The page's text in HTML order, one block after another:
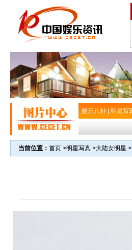
娱乐八卦 明星写
当前位置： 首页 >明星写真 >大陆女明星 >